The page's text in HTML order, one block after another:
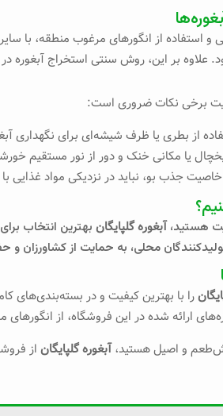
و استفاده از انگورهای مرغوب منطقه،
بر این، روش سنتی استخراج آبغوره در
برخی نکات ضروری است:
از بطری یا ظرف شیشه‌ای برای نگهداری
یا مکانی خنک و دور از نور مستقیم
خاصیت جذب بو، نباید در نزدیکی مواد غذایی
هستید،آبغوره گلپایگان بهترین انتخاب
محلی، به حمایت از کشاورزان
را با بهترین کیفیت و در بسته‌بندی‌های
ارائه شده در این فروشگاه، از
و اصیل هستید،آبغوره گلپایگان از